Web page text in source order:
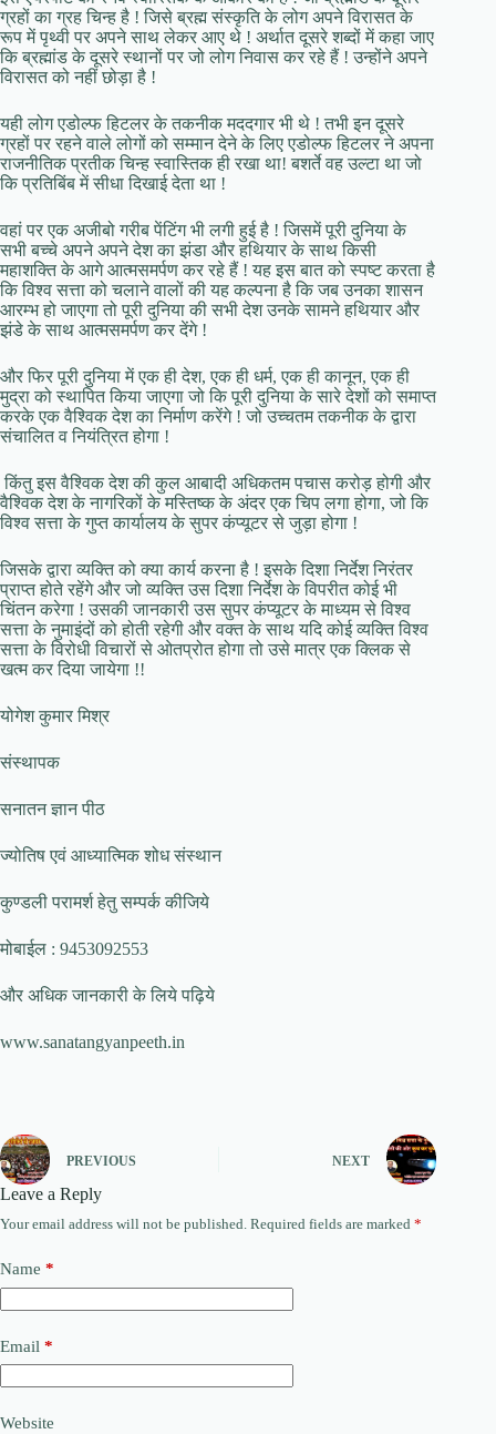
ग्रहों का ग्रह चिन्ह है ! जिसे ब्रह्म संस्कृति के लोग अपने विरासत के
रूप में पृथ्वी पर अपने साथ लेकर आए थे ! अर्थात दूसरे शब्दों में कहा जाए
कि ब्रह्मांड के दूसरे स्थानों पर जो लोग निवास कर रहे हैं ! उन्होंने अपने
विरासत को नहीं छोड़ा है !
यही लोग एडोल्फ हिटलर के तकनीक मददगार भी थे ! तभी इन दूसरे
ग्रहों पर रहने वाले लोगों को सम्मान देने के लिए एडोल्फ हिटलर ने अपना
राजनीतिक प्रतीक चिन्ह स्वास्तिक ही रखा था! बशर्ते वह उल्टा था जो
कि प्रतिबिंब में सीधा दिखाई देता था !
वहां पर एक अजीबो गरीब पेंटिंग भी लगी हुई है ! जिसमें पूरी दुनिया के
सभी बच्चे अपने अपने देश का झंडा और हथियार के साथ किसी
महाशक्ति के आगे आत्मसमर्पण कर रहे हैं ! यह इस बात को स्पष्ट करता है
कि विश्व सत्ता को चलाने वालों की यह कल्पना है कि जब उनका शासन
आरम्भ हो जाएगा तो पूरी दुनिया की सभी देश उनके सामने हथियार और
झंडे के साथ आत्मसमर्पण कर देंगे !
और फिर पूरी दुनिया में एक ही देश, एक ही धर्म, एक ही कानून, एक ही
मुद्रा को स्थापित किया जाएगा जो कि पूरी दुनिया के सारे देशों को समाप्त
करके एक वैश्विक देश का निर्माण करेंगे ! जो उच्चतम तकनीक के द्वारा
संचालित व नियंत्रित होगा !
किंतु इस वैश्विक देश की कुल आबादी अधिकतम पचास करोड़ होगी और
वैश्विक देश के नागरिकों के मस्तिष्क के अंदर एक चिप लगा होगा, जो कि
विश्व सत्ता के गुप्त कार्यालय के सुपर कंप्यूटर से जुड़ा होगा !
जिसके द्वारा व्यक्ति को क्या कार्य करना है ! इसके दिशा निर्देश निरंतर
प्राप्त होते रहेंगे और जो व्यक्ति उस दिशा निर्देश के विपरीत कोई भी
चिंतन करेगा ! उसकी जानकारी उस सुपर कंप्यूटर के माध्यम से विश्व
सत्ता के नुमाइंदों को होती रहेगी और वक्त के साथ यदि कोई व्यक्ति विश्व
सत्ता के विरोधी विचारों से ओतप्रोत होगा तो उसे मात्र एक क्लिक से
खत्म कर दिया जायेगा !!
योगेश कुमार मिश्र
संस्थापक
सनातन ज्ञान पीठ
ज्योतिष एवं आध्यात्मिक शोध संस्थान
कुण्डली परामर्श हेतु सम्पर्क कीजिये
मोबाईल : 9453092553
और अधिक जानकारी के लिये पढ़िये
www.sanatangyanpeeth.in
PREVIOUS NEXT
Leave a Reply
Your email address will not be published. Required fields are marked *
Name *
Email *
Website